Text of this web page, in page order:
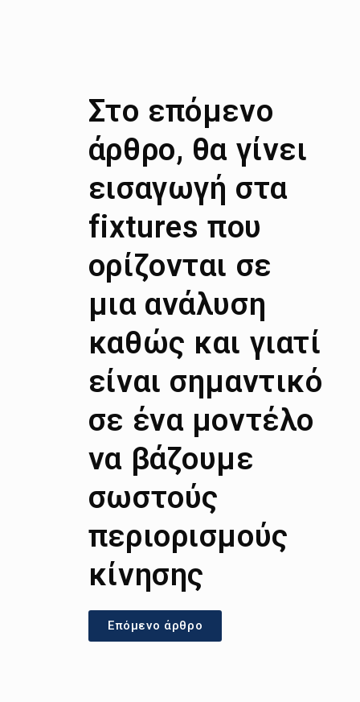
Στο επόμενο
άρθρο, θα γίνει
εισαγωγή στα
fixtures που
ορίζονται σε
μια ανάλυση
καθώς και γιατί
είναι σημαντικό
σε ένα μοντέλο
να βάζουμε
σωστούς
περιορισμούς
κίνησης
Επόμενο άρθρο